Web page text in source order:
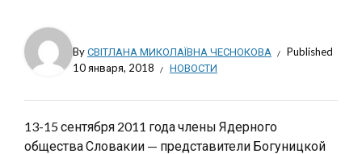
ByСВІТЛАНА МИКОЛАЇВНА ЧЕСНОКОВА
Published
10 января, 2018
НОВОСТИ
13-15 сентября 2011 года члены Ядерного
общества Словакии — представители Богуницкой